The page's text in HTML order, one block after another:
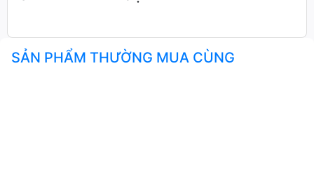
SẢN PHẨM THƯỜNG MUA CÙNG